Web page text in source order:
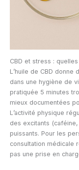
CBD et stress :
L’huile de CBD donne
dans une hygiène de
pratiquée 5 minutes
mieux documentées
L’activité physique
des excitants
puissants. Pour les
consultation médicale
pas une prise en